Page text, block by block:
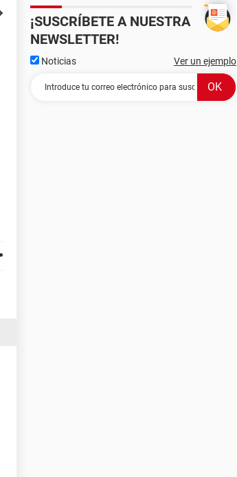
¡SUSCRÍBETE A NUESTRA
NEWSLETTER!
Noticias Ver un ejemplo